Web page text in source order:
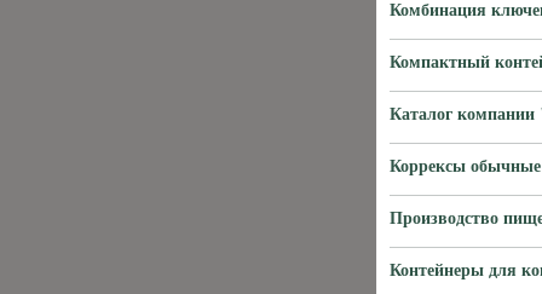
Комбинация
Компактный
Каталог
Коррексы
Производство
Контейнеры для